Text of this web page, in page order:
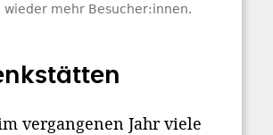
mehr Besucher:innen.
vergangenen Jahr viele